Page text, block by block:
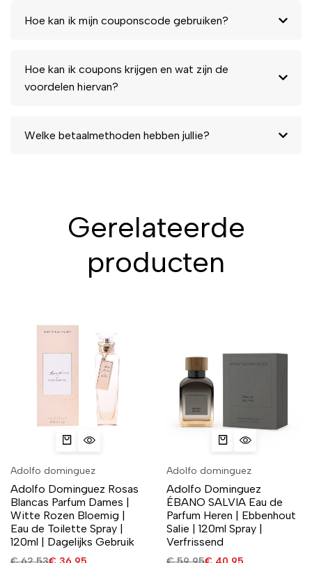
Hoe kan ik mijn couponscode gebruiken?
Hoe kan ik coupons krijgen en wat zijn de
voordelen hiervan?
Welke betaalmethoden hebben jullie?
Gerelateerde
producten
Adolfo dominguez
Adolfo Dominguez Rosas
Blancas Parfum Dames |
Witte Rozen Bloemig |
Eau de Toilette Spray |
120ml | Dagelijks Gebruik
Adolfo dominguez
Adolfo Dominguez
ÉBANO SALVIA Eau de
Parfum Heren | Ebbenhout
Salie | 120ml Spray |
Verfrissend